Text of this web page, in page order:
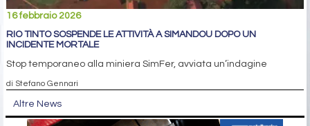
16 febbraio 2026
RIO TINTO SOSPENDE LE ATTIVITÀ A SIMANDOU DOPO UN
INCIDENTE MORTALE
Stop temporaneo alla miniera SimFer, avviata un’indagine
di Stefano Gennari
Altre News